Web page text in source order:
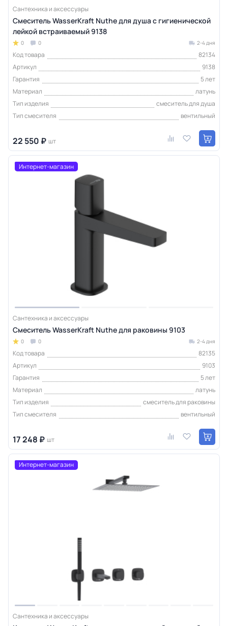
Сантехника и аксессуары
Смеситель WasserKraft Nuthe для душа с гигиенической
лейкой встраиваемый 9138
0 0 2-4 дня
Код товара
82134
Артикул
9138
Гарантия
5 лет
Материал
латунь
Тип изделия
смеситель для душа
Тип смесителя
вентильный
22 550 ₽ шт
Интернет-магазин
Сантехника и аксессуары
Смеситель WasserKraft Nuthe для раковины 9103
0 0 2-4 дня
Код товара
82135
Артикул
9103
Гарантия
5 лет
Материал
латунь
Тип изделия
смеситель для раковины
Тип смесителя
вентильный
17 248 ₽ шт
Интернет-магазин
Сантехника и аксессуары